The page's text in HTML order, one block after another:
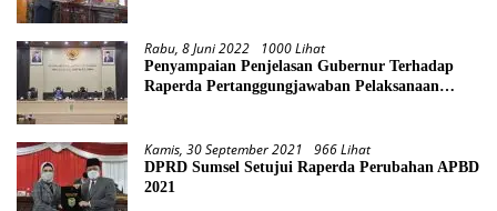
Rabu, 8 Juni 2022 1000 Lihat
Penyampaian Penjelasan Gubernur Terhadap
Raperda Pertanggungjawaban Pelaksanaan
Kamis, 30 September 2021 966 Lihat
DPRD Sumsel Setujui Raperda Perubahan APBD
2021